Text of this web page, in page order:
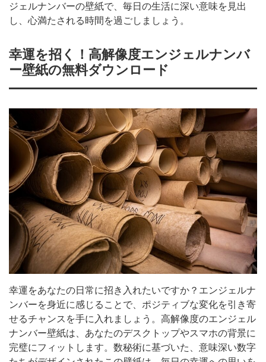
ジェルナンバーの壁紙で、毎日の生活に深い意味を見出
し、心満たされる時間を過ごしましょう。
幸運を招く！高解像度エンジェルナンバ
ー壁紙の無料ダウンロード
幸運をあなたの日常に招き入れたいですか？エンジェルナ
ンバーを身近に感じることで、ポジティブな変化を引き寄
せるチャンスを手に入れましょう。高解像度のエンジェル
ナンバー壁紙は、あなたのデスクトップやスマホの背景に
完璧にフィットします。数秘術に基づいた、意味深い数字